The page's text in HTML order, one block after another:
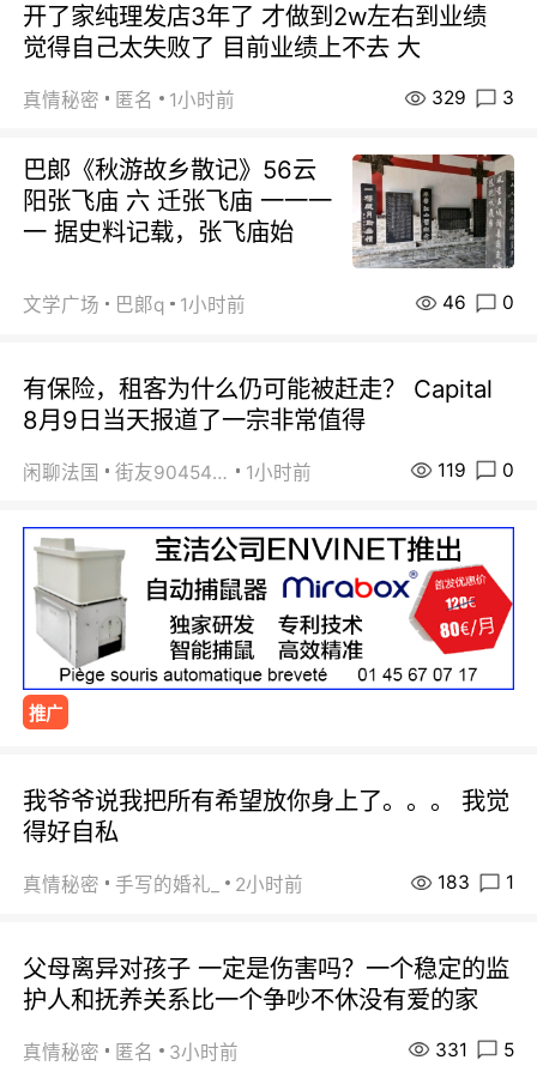
开了家纯理发店3年了 才做到2w左右到业绩
觉得自己太失败了 目前业绩上不去 大
真情秘密 匿名 1小时前 329 3
巴郞《秋游故乡散记》56云
阳张飞庙 六 迁张飞庙 一一一
一 据史料记载，张飞庙始
文学广场 巴郞q 1小时前 46 0
有保险，租客为什么仍可能被赶走？ Capital
8月9日当天报道了一宗非常值得
闲聊法国 街友90454511 1小时前 119 0
推广
我爷爷说我把所有希望放你身上了。。。 我觉
得好自私
真情秘密 手写的婚礼_ 2小时前 183 1
父母离异对孩子 一定是伤害吗？一个稳定的监
护人和抚养关系比一个争吵不休没有爱的家
真情秘密 匿名 3小时前 331 5